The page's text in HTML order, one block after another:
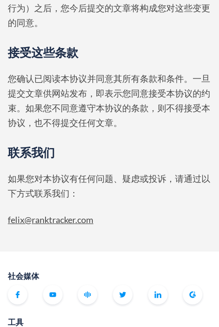
行为）之后，您今后提交的文章将构成您对这些变更
的同意。
接受这些条款
您确认已阅读本协议并同意其所有条款和条件。一旦
提交文章供网站发布，即表示您同意接受本协议的约
束。如果您不同意遵守本协议的条款，则不得接受本
协议，也不得提交任何文章。
联系我们
如果您对本协议有任何问题、疑虑或投诉，请通过以
下方式联系我们：
felix@ranktracker.com
社会媒体
工具